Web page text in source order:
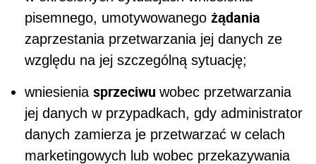
pisemnego, umotywowanego żądania
zaprzestania przetwarzania jej danych ze
względu na jej szczególną sytuację;
wniesienia sprzeciwu wobec przetwarzania
jej danych w przypadkach, gdy administrator
danych zamierza je przetwarzać w celach
marketingowych lub wobec przekazywania